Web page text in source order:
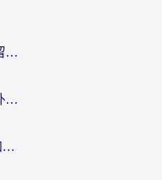
酷狗在海外用怎么版权限制？留学生亲测：3步解决听国内音乐难题
国外用微信加速器的方法：海外党无缝连接国内生活的实用指南
国外看芒果tv总卡？选对回国加速器，轻松追《浪姐》不费劲